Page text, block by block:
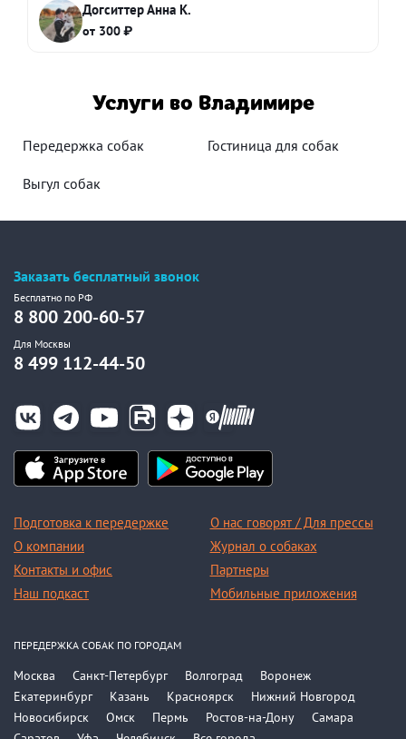
Догситтер Анна К.
от 300 ₽
Услуги во Владимире
Передержка собак Гостиница для собак
Выгул собак
Заказать бесплатный звонок
Бесплатно по РФ
8 800 200-60-57
Для Москвы
8 499 112-44-50
Подготовка к передержке
О компании
Контакты и офис
Наш подкаст
О нас говорят / Для прессы
Журнал о собаках
Партнеры
Мобильные приложения
ПЕРЕДЕРЖКА СОБАК ПО ГОРОДАМ
Москва Санкт-Петербург Волгоград
Воронеж
Екатеринбург
Казань Красноярск
Нижний Новгород
Новосибирск
Омск Пермь Ростов-на-Дону
Самара